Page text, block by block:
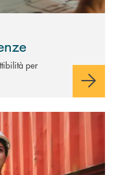
per
l’esportazione